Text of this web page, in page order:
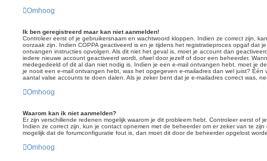
Omhoog
Ik ben geregistreerd maar kan niet aanmelden!
Controleer eerst of je gebruikersnaam en wachtwoord kloppen. Indien ze correct zijn,
oorzaak zijn. Indien COPPA geactiveerd is en je tijdens het registratieproces opgaf dat
ontvangen instructies opvolgen. Als dit niet het geval is, moet je account dan
iedere nieuwe account geactiveerd wordt, ofwel door jezelf of door een beheerder.
medegedeeld of dit al dan niet nodig is. Indien je een e-mail ontvangen hebt, moet je
je nooit een e-mail ontvangen hebt, was het opgegeven e-mailadres dan wel juist? Één
aantal valse accounts te doen dalen. Als je zeker bent dat je e-mailadres correct was,
Omhoog
Waarom kan ik niet aanmelden?
Er zijn verschillende redenen mogelijk waarom je dit probleem hebt. Controleer eerst of
Indien ze correct zijn, kun je contact opnemen met de beheerder om er zeker van te
mogelijk dat de forumconfiguratie fout is, dan moet dit door de beheerder opgelost
Omhoog